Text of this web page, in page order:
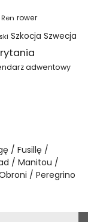
Ren rower
Szkocja Szwecja
adwentowy
Fusillę
Manitou
Peregrino